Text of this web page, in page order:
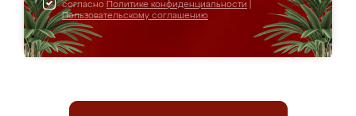
согласно Политике конфиденциальности
Пользовательскому соглашению